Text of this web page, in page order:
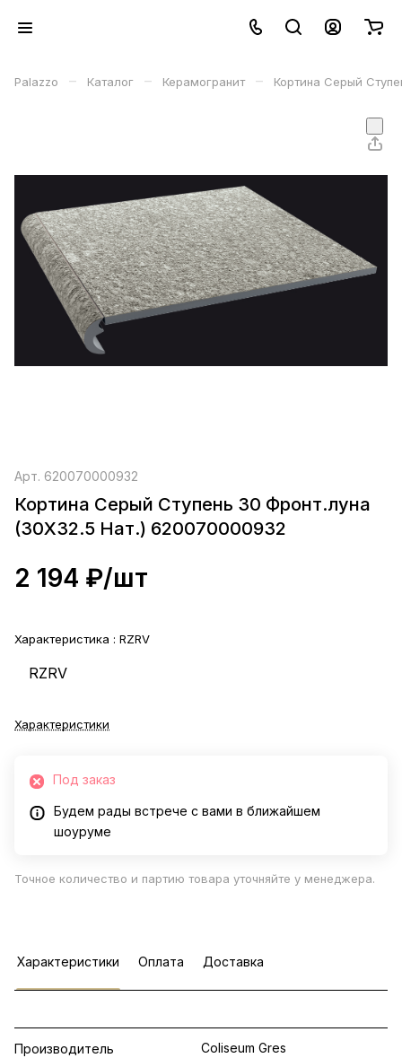
Palazzo – Каталог – Керамогранит – Кортина Серый
Арт. 620070000932
Кортина Серый Ступень 30 Фронт.луна
(30X32.5 Нат.) 620070000932
2 194 ₽/шт
Характеристика : RZRV
RZRV
Характеристики
Под заказ
Будем рады встрече с вами в ближайшем
шоуруме
Точное количество и партию товара уточняйте у менеджера.
Характеристики Оплата Доставка
Производитель Coliseum Gres